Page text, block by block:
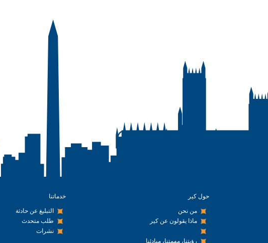
حول كير
من نحن
ماذا يقولون عن كير
رؤيتنا، مهمتنا، مبادئنا
خدماتنا
التبليغ عن حادثة
طلب متحدث
نشرات